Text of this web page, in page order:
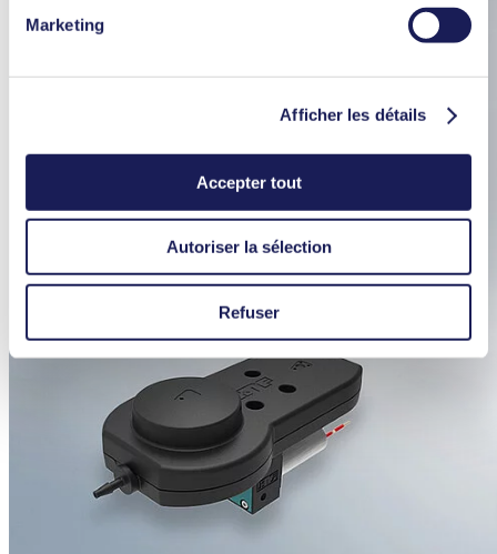
données.
Marketing
Afficher les détails
Accepter tout
Autoriser la sélection
Refuser